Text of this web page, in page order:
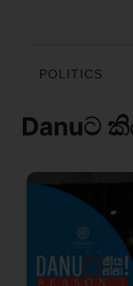
POLITICS